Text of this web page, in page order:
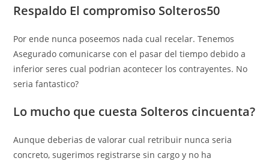
Respaldo El compromiso Solteros50
Por ende nunca poseemos nada cual recelar. Tenemos
Asegurado comunicarse con el pasar del tiempo debido a
inferior seres cual podrian acontecer los contrayentes. No
seri­a fantastico?
Lo mucho que cuesta Solteros cincuenta?
Aunque deberias de valorar cual retribuir nunca seri­a
concreto, sugerimos registrarse sin cargo y no ha